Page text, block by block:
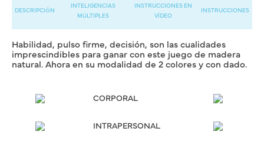
DESCRIPCIÓN
INTELIGENCIAS
MÚLTIPLES
INSTRUCCIONES EN
VÍDEO
INSTRUCCIONES
Habilidad, pulso firme, decisión, son las cualidades
imprescindibles para ganar con este juego de madera
natural. Ahora en su modalidad de 2 colores y con dado.
CORPORAL
INTRAPERSONAL